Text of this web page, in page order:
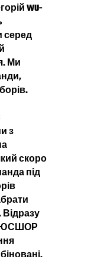
WU-
серед
Ми
з
скоро
під